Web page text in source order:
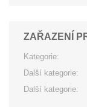
ZAŘAZENÍ
Kategorie:
Další kategorie:
Další kategorie: